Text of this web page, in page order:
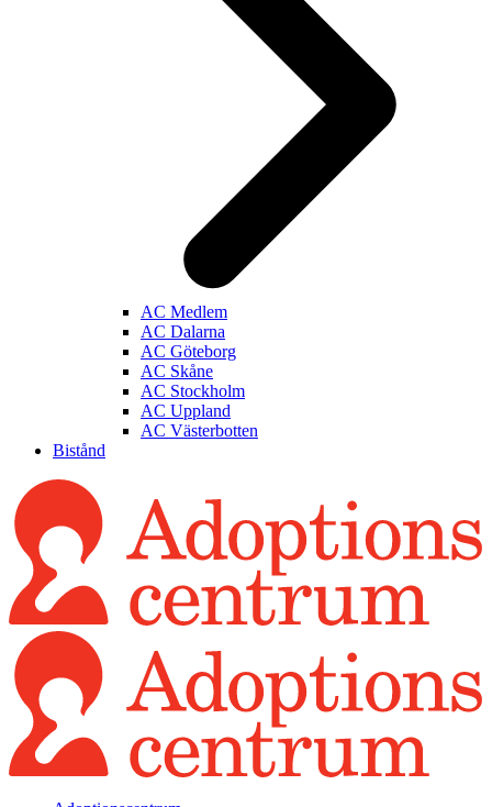
AC Medlem
AC Dalarna
AC Göteborg
AC Skåne
AC Stockholm
AC Uppland
AC Västerbotten
Bistånd